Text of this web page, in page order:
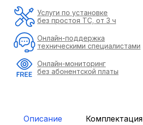
Описание Комплектация
Услуги по установке
без простоя ТС, от 3 ч
Онлайн-поддержка
техническими специалистами
Онлайн-мониторинг
без абонентской платы